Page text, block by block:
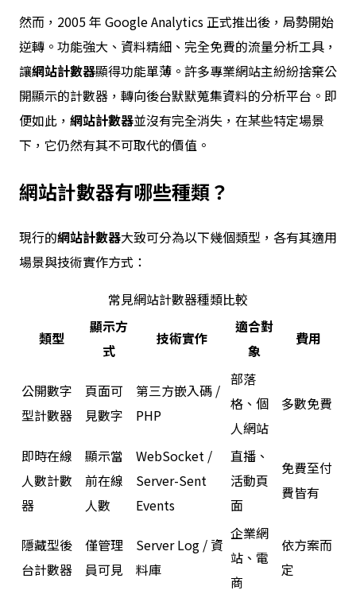
然而，2005 年 Google Analytics 正式推出後，局勢開始
逆轉。功能強大、資料精細、完全免費的流量分析工具，
讓網站計數器顯得功能單薄。許多專業網站主紛紛捨棄公
開顯示的計數器，轉向後台默默蒐集資料的分析平台。即
便如此， 網站計數器並沒有完全消失，在某些特定場景
下，它仍然有其不可取代的價值。
網站計數器有哪些種類？
現行的網站計數器大致可分為以下幾個類型，各有其適用
場景與技術實作方式：
常見網站計數器種類比較
類型
顯示方
式
技術實作
適合對
象
費用
公開數字
型計數器
頁面可
見數字
第三方嵌入碼 /
PHP
部落
格、個
人網站
多數免費
即時在線
人數計數
器
顯示當
前在線
人數
WebSocket /
Server-Sent
Events
直播、
活動頁
面
免費至付
費皆有
隱藏型後
台計數器
僅管理
員可見
Server Log / 資
料庫
企業網
站、電
商
依方案而
定